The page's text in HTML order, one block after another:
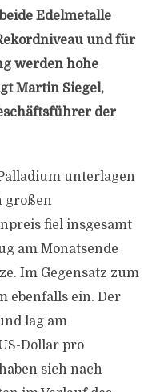
Edelmetalle
und für
werden hohe
Martin Siegel,
der
unterlagen
großen
fiel insgesamt
am Monatsende
Im Gegensatz zum
ebenfalls ein. Der
lag am
Dollar pro
sich nach